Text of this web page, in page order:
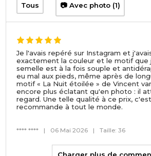
Tous 📷 Avec photo (1)
Je l'avais repéré sur Instagram et
exactement la couleur et le motif que
semelle est à la fois souple et
eu mal aux pieds, même après de
motif « La Nuit étoilée » de Vincent
encore plus éclatant qu'en photo : il
regard. Une telle qualité à ce prix,
recommande à tout le monde.
**** **** | 06 Mai 2026 | Taille: 36